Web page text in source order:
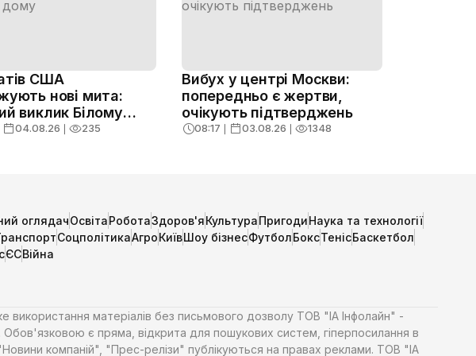
США
нові мита:
виклик Білому
04.08.26 ❘ 235
Вибух у центрі Москви:
попередньо є жертви,
очікують підтверджень
08:17 ❘ 03.08.26 ❘ 1348
оглядачОсвітаРоботаЗдоров'яКультураПригодиНаука та технології
СоцполітикаАгроКиївШоу бізнесФутболБоксТенісБаскетбол
ЄСВійна
використання матеріалів без письмового дозволу ТОВ "ІА Інфолайн" -
є пряма, відкрита для пошукових систем, гіперпосилання в
компаній", "Прес-релізи" публікуються на правах реклами. ТОВ "ІА